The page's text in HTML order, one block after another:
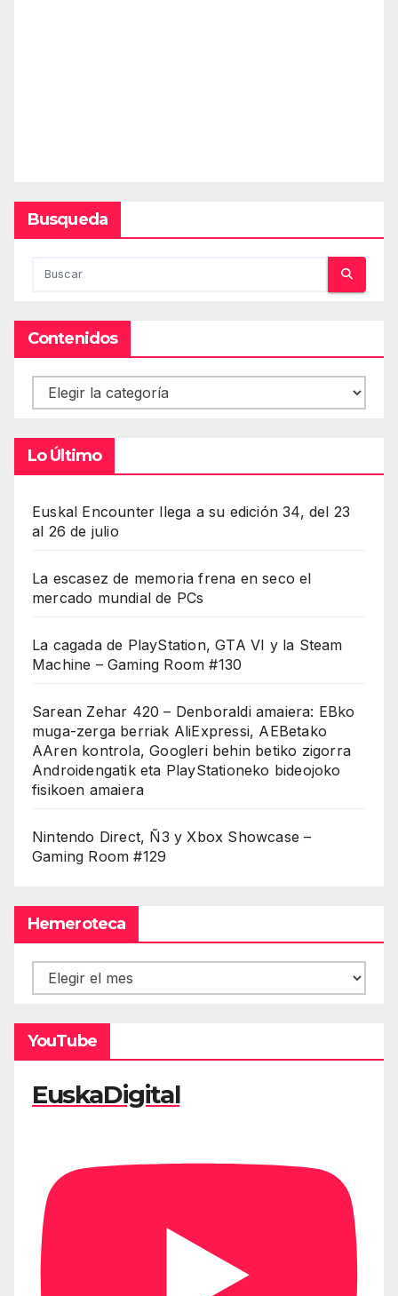
Busqueda
Contenidos
Contenidos
Lo Último
Euskal Encounter llega a su edición 34, del 23
al 26 de julio
La escasez de memoria frena en seco el
mercado mundial de PCs
La cagada de PlayStation, GTA VI y la Steam
Machine – Gaming Room #130
Sarean Zehar 420 – Denboraldi amaiera: EBko
muga-zerga berriak AliExpressi, AEBetako
AAren kontrola, Googleri behin betiko zigorra
Androidengatik eta PlayStationeko bideojoko
fisikoen amaiera
Nintendo Direct, Ñ3 y Xbox Showcase –
Gaming Room #129
Hemeroteca
Hemeroteca
YouTube
EuskaDigital